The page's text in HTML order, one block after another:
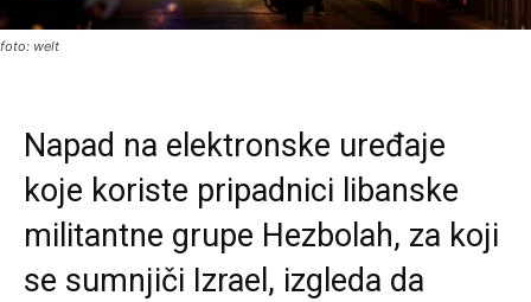
foto: welt
Napad na elektronske uređaje
koje koriste pripadnici libanske
militantne grupe Hezbolah, za koji
se sumnjiči Izrael, izgleda da